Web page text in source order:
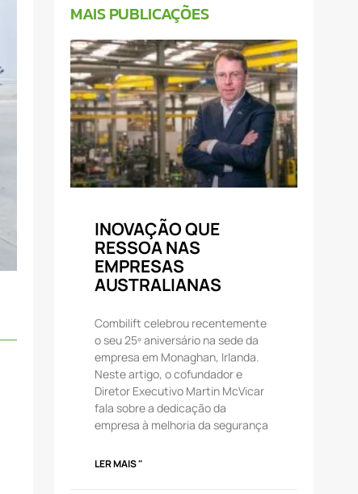
MAIS PUBLICAÇÕES
INOVAÇÃO QUE
RESSOA NAS
EMPRESAS
AUSTRALIANAS
Combilift celebrou recentemente
o seu 25º aniversário na sede da
empresa em Monaghan, Irlanda.
Neste artigo, o cofundador e
Diretor Executivo Martin McVicar
fala sobre a dedicação da
empresa à melhoria da segurança
LER MAIS "